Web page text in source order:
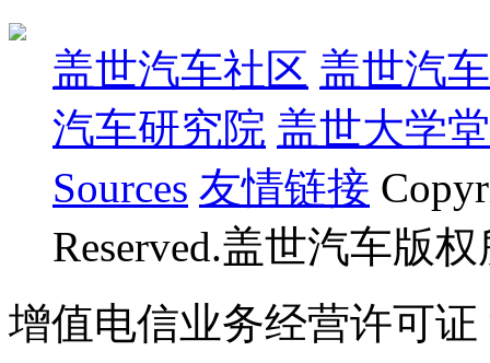
盖世汽车社区 盖世汽
汽车研究院 盖世大学堂
Sources 友情链接
Reserved.盖世汽车版
增值电信业务经营许可证